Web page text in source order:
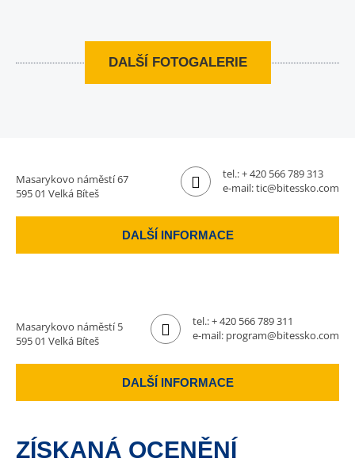
DALŠÍ FOTOGALERIE
Masarykovo náměstí 67
595 01 Velká Bíteš
tel.:+ 420 566 789 313
e-mail:tic@bitessko.com
DALŠÍ INFORMACE
Masarykovo náměstí 5
595 01 Velká Bíteš
tel.:+ 420 566 789 311
e-mail: program@bitessko.com
DALŠÍ INFORMACE
ZÍSKANÁ OCENĚNÍ